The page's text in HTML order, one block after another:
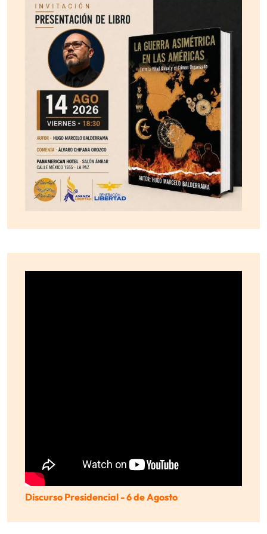
Discurso Presidencial - 6 de Agosto